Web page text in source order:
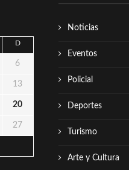
D
6
13
20
27
Noticias
Eventos
Policial
Deportes
Turismo
Arte y Cultura